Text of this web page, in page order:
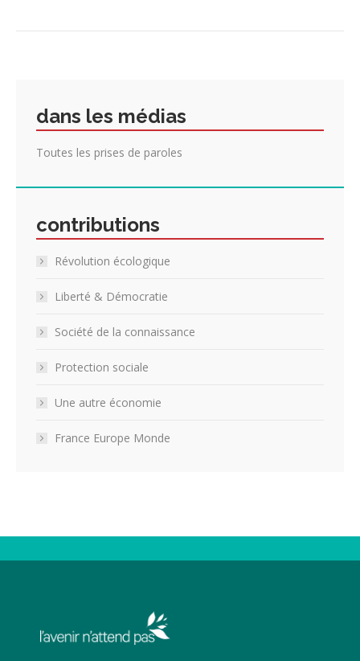
dans les médias
Toutes les prises de paroles
contributions
Révolution écologique
Liberté & Démocratie
Société de la connaissance
Protection sociale
Une autre économie
France Europe Monde